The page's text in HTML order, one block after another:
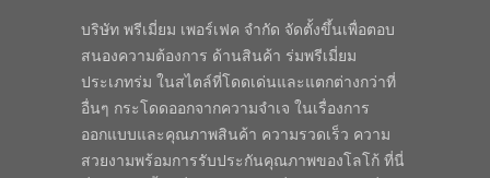
บริษัท พรีเมี่ยม เพอร์เฟค จำกัด จัดตั้งขึ้นเพื่อตอบ
สนองความต้องการ ด้านสินค้า ร่มพรีเมี่ยม
ประเภทร่ม ในสไตล์ที่โดดเด่นและแตกต่างกว่าที่
อื่นๆ กระโดดออกจากความจำเจ ในเรื่องการ
ออกแบบและคุณภาพสินค้า ความรวดเร็ว ความ
สวยงามพร้อมการรับประกันคุณภาพของโลโก้ ที่นี่